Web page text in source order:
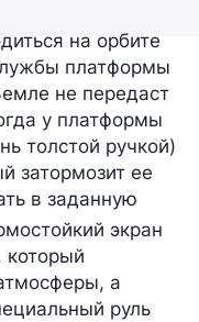
на орбите
платформы
не передаст
у платформы
толстой ручкой)
затормозит ее
в заданную
экран
который
а
руль